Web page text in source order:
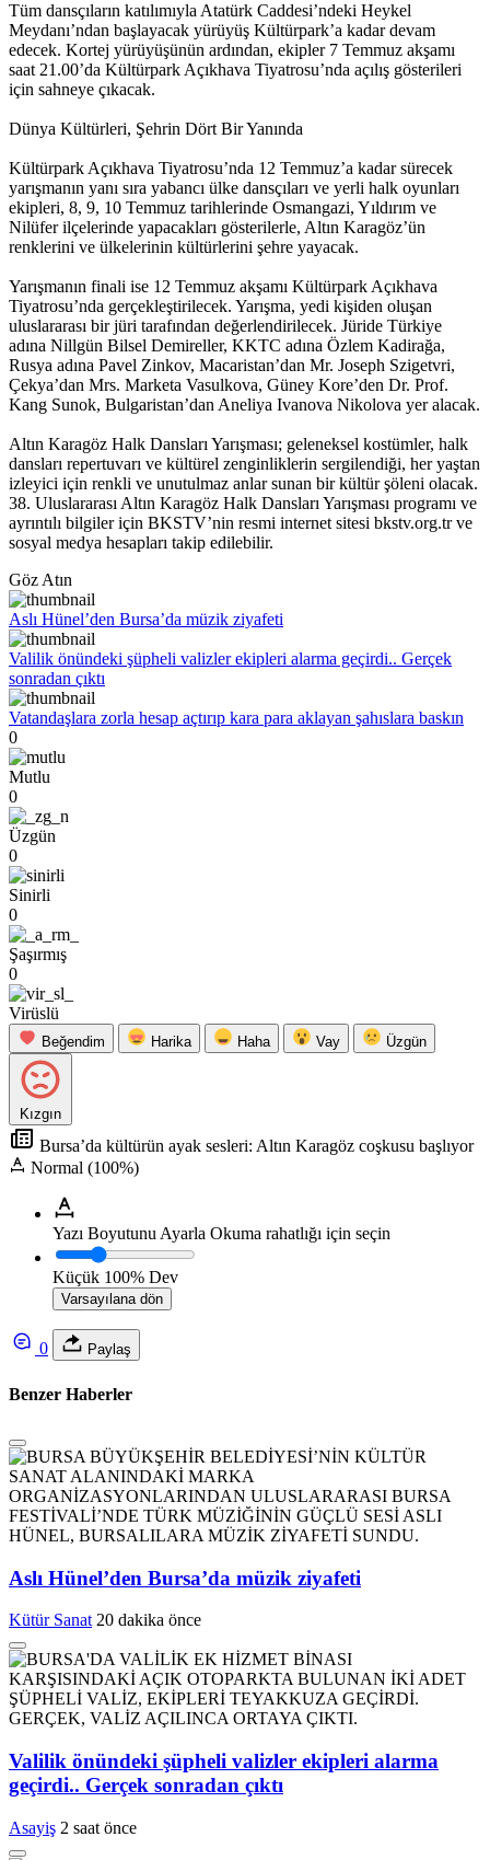
Tüm dansçıların katılımıyla Atatürk Caddesi’ndeki Heykel
Meydanı’ndan başlayacak yürüyüş Kültürpark’a kadar devam
edecek. Kortej yürüyüşünün ardından, ekipler 7 Temmuz akşamı
saat 21.00’da Kültürpark Açıkhava Tiyatrosu’nda açılış gösterileri
için sahneye çıkacak.
Dünya Kültürleri, Şehrin Dört Bir Yanında
Kültürpark Açıkhava Tiyatrosu’nda 12 Temmuz’a kadar sürecek
yarışmanın yanı sıra yabancı ülke dansçıları ve yerli halk oyunları
ekipleri, 8, 9, 10 Temmuz tarihlerinde Osmangazi, Yıldırım ve
Nilüfer ilçelerinde yapacakları gösterilerle, Altın Karagöz’ün
renklerini ve ülkelerinin kültürlerini şehre yayacak.
Yarışmanın finali ise 12 Temmuz akşamı Kültürpark Açıkhava
Tiyatrosu’nda gerçekleştirilecek. Yarışma, yedi kişiden oluşan
uluslararası bir jüri tarafından değerlendirilecek. Jüride Türkiye
adına Nillgün Bilsel Demireller, KKTC adına Özlem Kadirağa,
Rusya adına Pavel Zinkov, Macaristan’dan Mr. Joseph Szigetvri,
Çekya’dan Mrs. Marketa Vasulkova, Güney Kore’den Dr. Prof.
Kang Sunok, Bulgaristan’dan Aneliya Ivanova Nikolova yer alacak.
Altın Karagöz Halk Dansları Yarışması; geleneksel kostümler, halk
dansları repertuvarı ve kültürel zenginliklerin sergilendiği, her yaştan
izleyici için renkli ve unutulmaz anlar sunan bir kültür şöleni olacak.
38. Uluslararası Altın Karagöz Halk Dansları Yarışması programı ve
ayrıntılı bilgiler için BKSTV’nin resmi internet sitesi bkstv.org.tr ve
sosyal medya hesapları takip edilebilir.
Göz Atın
Aslı Hünel’den Bursa’da müzik ziyafeti
Valilik önündeki şüpheli valizler ekipleri alarma geçirdi.. Gerçek
sonradan çıktı
Vatandaşlara zorla hesap açtırıp kara para aklayan şahıslara baskın
0
Mutlu
0
Üzgün
0
Sinirli
0
Şaşırmış
0
Virüslü
Beğendim Harika Haha Vay Üzgün
Kızgın
Bursa’da kültürün ayak sesleri: Altın Karagöz coşkusu başlıyor
Normal (100%)
Yazı Boyutunu Ayarla Okuma rahatlığı için seçin
Küçük 100% Dev
Varsayılana dön
0 Paylaş
Benzer Haberler
Aslı Hünel’den Bursa’da müzik ziyafeti
Kütür Sanat 20 dakika önce
Valilik önündeki şüpheli valizler ekipleri alarma
geçirdi.. Gerçek sonradan çıktı
Asayiş 2 saat önce